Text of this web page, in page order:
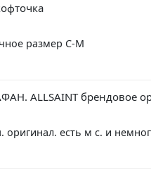
размер С-М
ALLSAINT брендовое
оригинал. есть м с. и